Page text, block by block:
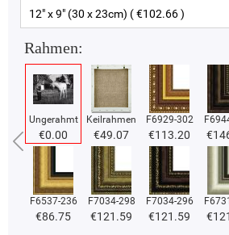
12" x 9" (30 x 23cm) ( €102.66 )
Rahmen:
Ungerahmt
€0.00
Keilrahmen
€49.07
F6929-302
€113.20
F6537-236
€86.75
F7034-298
€121.59
F7034-296
€121.59